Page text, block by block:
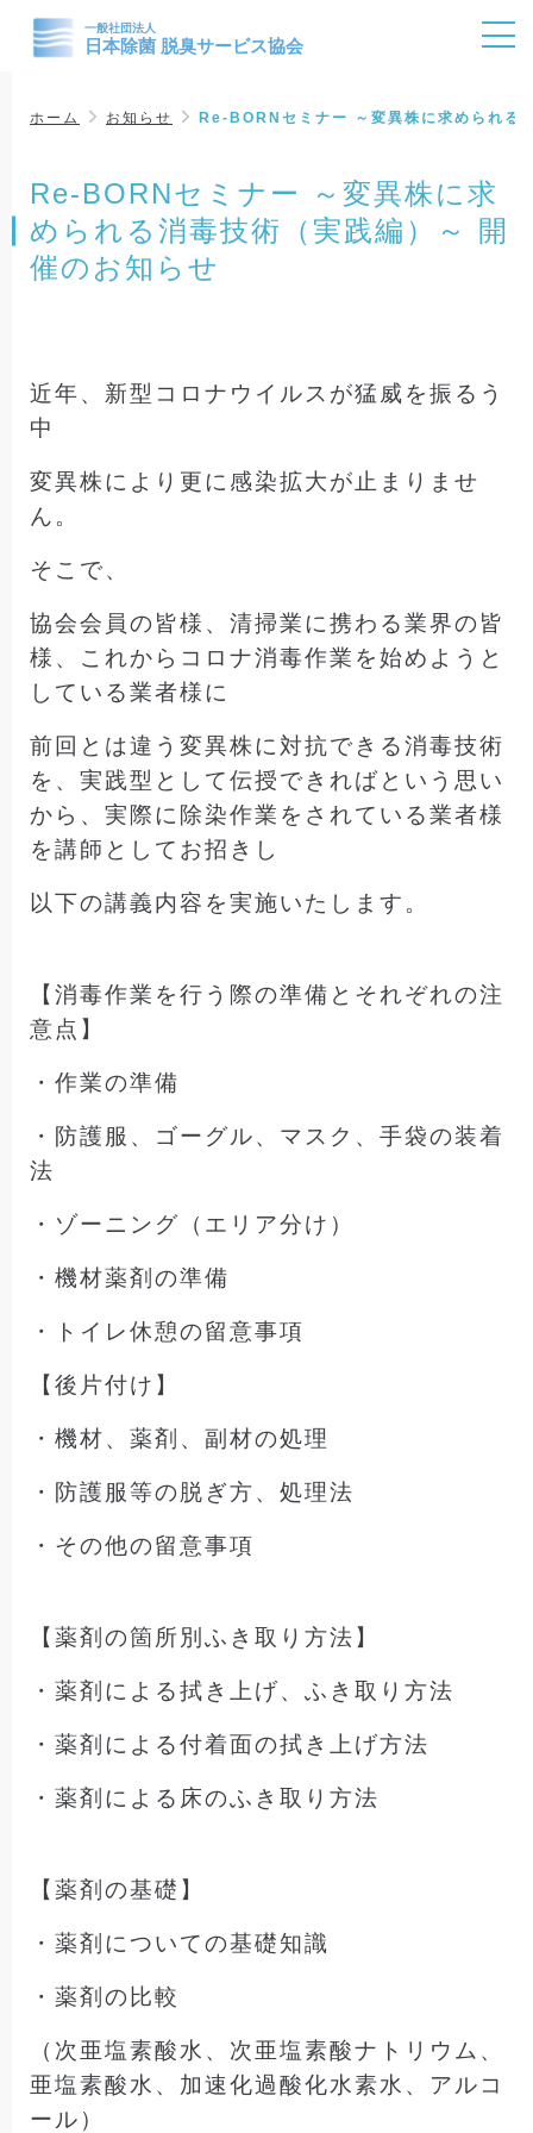
ホーム お知らせ Re-BORNセミナー ～変異株に求められる
Re-BORNセミナー ～変異株に求
められる消毒技術（実践編）～ 開
催のお知らせ
近年、 新型コロナウイルスが猛威を振るう
中
変異株により更に感染拡大が止まりませ
ん。
そこで、
協会会員の皆様、清掃業に携わる業界の皆
様、これからコロナ消毒作業を始めようと
している業者様に
前回とは違う変異株に対抗できる消毒技術
を、 実践型として伝授できればという思い
から、 実際に除染作業をされている業者様
を講師として お招きし
以下の講義内容を実施いたします。
【消毒作業を行う際の準備とそれぞれの注
意点】
・作業の準備
・防護服、ゴーグル、マスク、手袋の装着
法
・ゾーニング（エリア分け）
・機材薬剤の準備
・トイレ休憩の留意事項
【後片付け】
・機材、薬剤、副材の処理
・防護服等の脱ぎ方、処理法
・その他の留意事項
【薬剤の箇所別ふき取り方法】
・薬剤による拭き上げ、ふき取り方法
・薬剤による付着面の拭き上げ方法
・薬剤による床のふき取り方法
【薬剤の基礎】
・薬剤についての基礎知識
・薬剤の比較
（次亜塩素酸水、次亜塩素酸ナトリウム、
亜塩素酸水、加速化過酸化水素水、アルコ
ール）